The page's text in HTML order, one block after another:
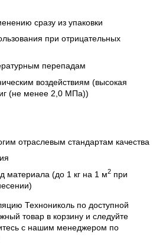
сразу из упаковки
при отрицательных
перепадам
воздействиям (высокая
(не менее 2,0 МПа))
отраслевым стандартам качества
материала (до 1 кг на 1 м2 при
Технониколь по доступной
товар в корзину и следуйте
с нашим менеджером по